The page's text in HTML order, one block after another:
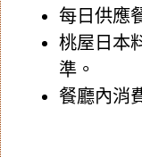
每日供應
桃屋日本
準。
餐廳內消